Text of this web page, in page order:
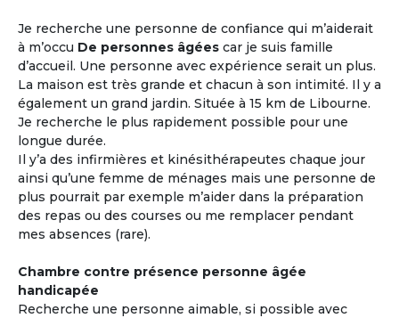
Je recherche une personne de confiance qui m’aiderait
à m’occu De personnes âgées car je suis famille
d’accueil. Une personne avec expérience serait un plus.
La maison est très grande et chacun à son intimité. Il y a
également un grand jardin. Située à 15 km de Libourne.
Je recherche le plus rapidement possible pour une
longue durée.
Il y’a des infirmières et kinésithérapeutes chaque jour
ainsi qu’une femme de ménages mais une personne de
plus pourrait par exemple m’aider dans la préparation
des repas ou des courses ou me remplacer pendant
mes absences (rare).
Chambre contre présence personne âgée
handicapée
Recherche une personne aimable, si possible avec